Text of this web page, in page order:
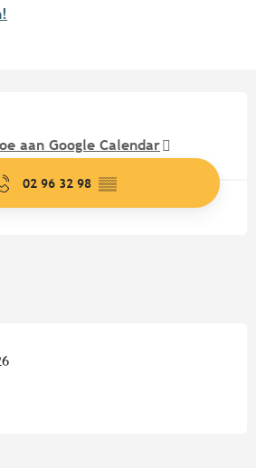
aan Google Calendar
02 96 32 98 ▒▒